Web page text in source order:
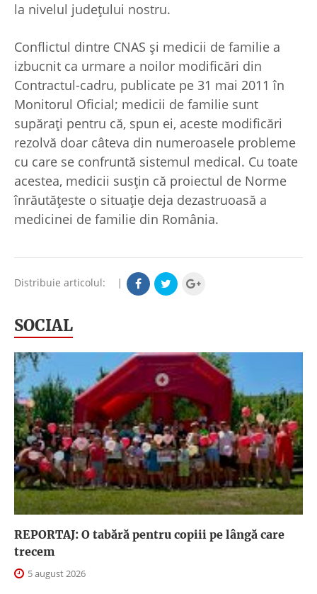
la nivelul județului nostru.
Conflictul dintre CNAS și medicii de familie a
izbucnit ca urmare a noilor modificări din
Contractul-cadru, publicate pe 31 mai 2011 în
Monitorul Oficial; medicii de familie sunt
supărați pentru că, spun ei, aceste modificări
rezolvă doar câteva din numeroasele probleme
cu care se confruntă sistemul medical. Cu toate
acestea, medicii susțin că proiectul de Norme
înrăutăţeste o situaţie deja dezastruoasă a
medicinei de familie din România.
Distribuie articolul: |
SOCIAL
REPORTAJ: O tabără pentru copiii pe lângă care
trecem
5 august 2026